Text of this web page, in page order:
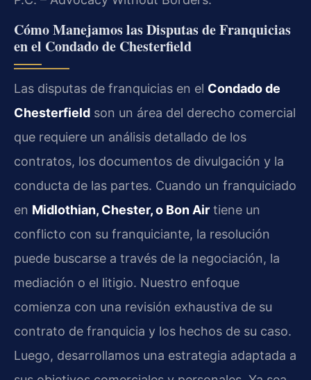
Cómo Manejamos las Disputas de Franquicias
en el Condado de Chesterfield
Las disputas de franquicias en el Condado de
Chesterfield son un área del derecho comercial
que requiere un análisis detallado de los
contratos, los documentos de divulgación y la
conducta de las partes. Cuando un franquiciado
en Midlothian, Chester, o Bon Air tiene un
conflicto con su franquiciante, la resolución
puede buscarse a través de la negociación, la
mediación o el litigio. Nuestro enfoque
comienza con una revisión exhaustiva de su
contrato de franquicia y los hechos de su caso.
Luego, desarrollamos una estrategia adaptada a